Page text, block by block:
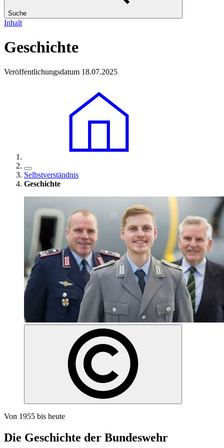
Suche
Inhalt
Geschichte
Veröffentlichungsdatum 18.07.2025
Selbstverständnis
Geschichte
Von 1955 bis heute
Die Geschichte der Bundeswehr